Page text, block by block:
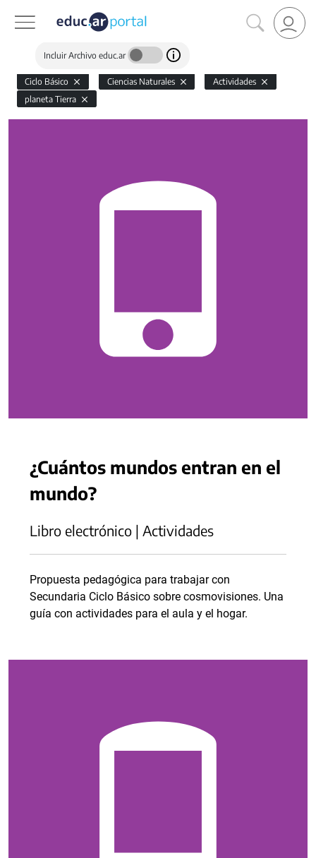
Incluir Archivo educ.ar
Ciclo Básico Ciencias Naturales
Actividades
planeta Tierra
¿Cuántos mundos entran en el
mundo?
Libro electrónico | Actividades
Propuesta pedagógica para trabajar con
Secundaria Ciclo Básico sobre cosmovisiones. Una
guía con actividades para el aula y el hogar.